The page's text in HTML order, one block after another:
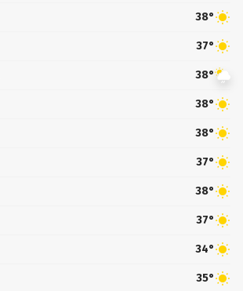
38°
37°
38°
38°
38°
37°
38°
37°
34°
35°